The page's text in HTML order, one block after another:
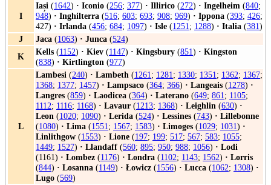
I
Iași (1642) · Iconio (256; 377) · Illirico (272) · Ingelheim (840;
948) · Inghilterra (516; 603; 693; 908; 969) · Ippona (393; 426;
427) · Irlanda (456; 684; 1097) · Isle (1251; 1288) · Italia (381)
J
Jaca (1063) · Junca (524)
K
Kells (1152) · Kiev (1147) · Kingsbury (851) · Kingston
(838) · Kirtlington (977)
L
Lambesi (240) · Lambeth (1261; 1281; 1330; 1351; 1362; 1367;
1368; 1377; 1457) · Lampsaco (364; 366) · Langeais (1278) ·
Langres (859) · Laodicea (364) · Laterano (649; 861; 1105;
1112; 1116; 1168) · Lavaur (1213; 1368) · Leighlin (630) ·
Leon (1020; 1090) · Lerida (524) · Lessines (743) · Lillebonne
(1080) · Lima (1551; 1567; 1583) · Limoges (1029; 1031) ·
Linlithgow (1553) · Lione (197; 199; 517; 567; 583; 1055;
1449; 1527) · Llandaff (560; 895; 950; 988; 1056) · Lodi
(1161) · Lombez (1176) · Londra (1102; 1143; 1562) · Lorris
(844) · Losanna (1149) · Łowicz (1556) · Lucca (1062; 1308) ·
Lugo (569)